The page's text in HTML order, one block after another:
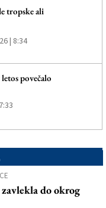
tropske ali
| 8:34
povečalo
do okrog